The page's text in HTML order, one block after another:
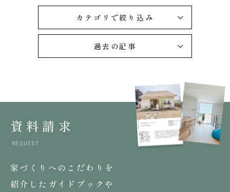
カテゴリで絞り込み
過去の記事
資料請求
REQUEST
家づくりへのこだわりを
紹介したガイドブックや